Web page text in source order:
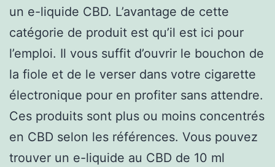
un e-liquide CBD. L’avantage de cette
catégorie de produit est qu’il est ici pour
l’emploi. Il vous suffit d’ouvrir le bouchon de
la fiole et de le verser dans votre cigarette
électronique pour en profiter sans attendre.
Ces produits sont plus ou moins concentrés
en CBD selon les références. Vous pouvez
trouver un e-liquide au CBD de 10 ml